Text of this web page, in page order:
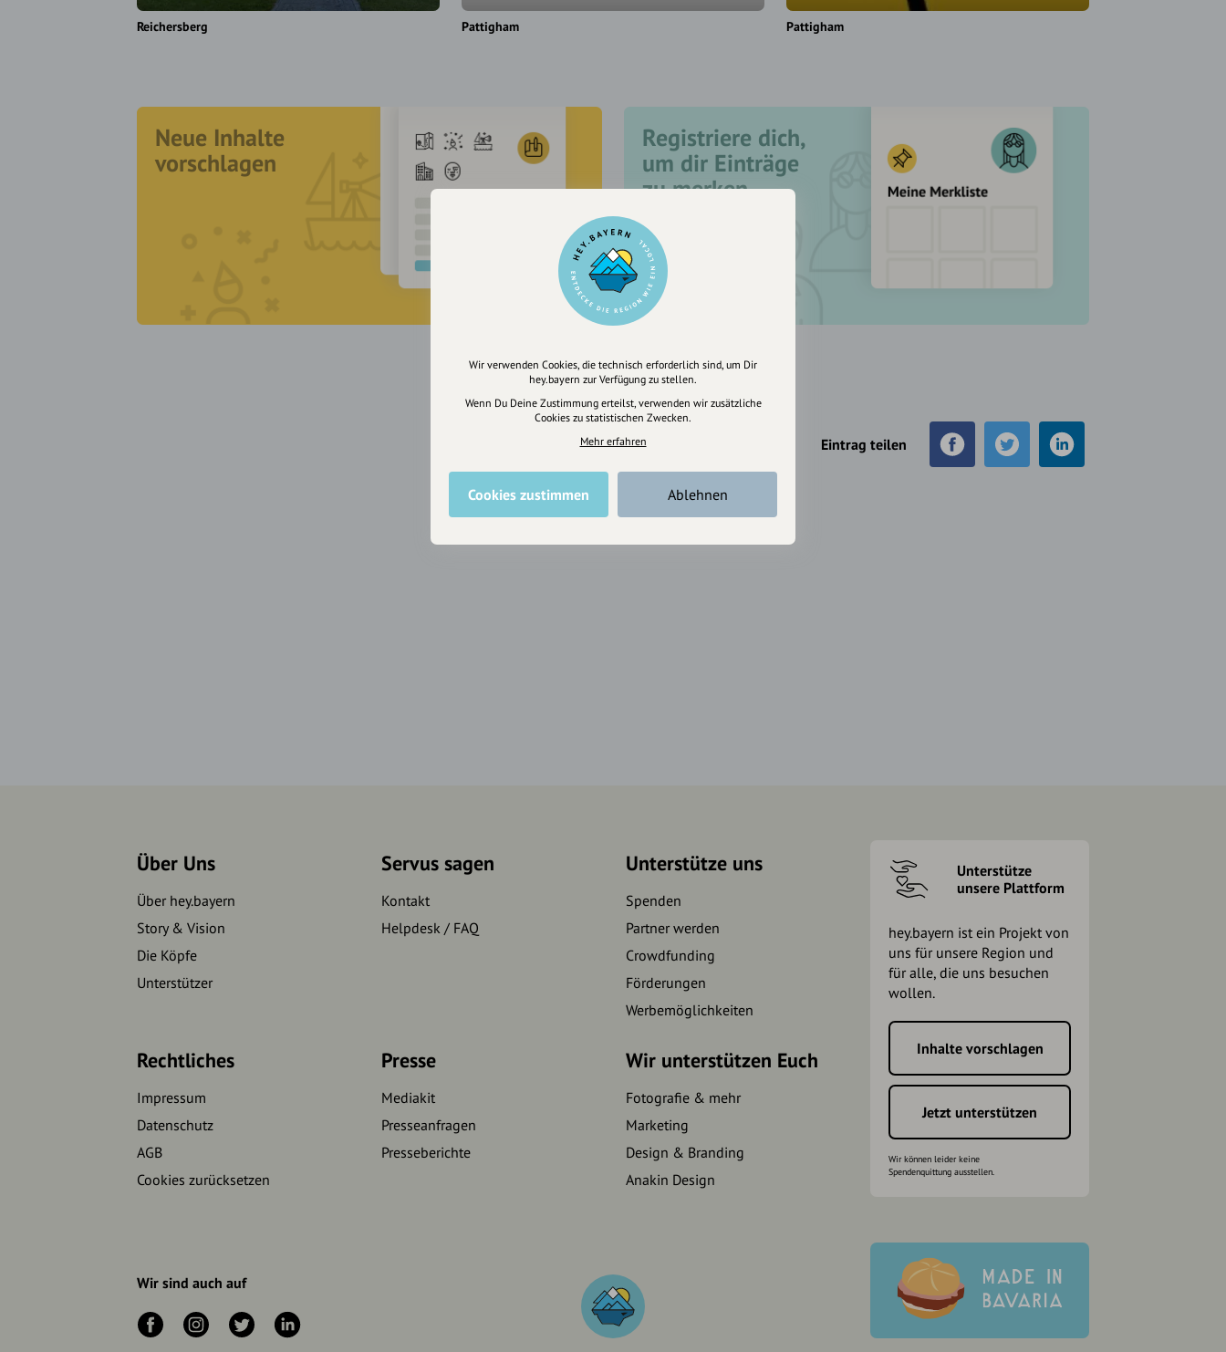
Reichersberg Pattigham Pattigham
Neue Inhalte
vorschlagen
Registriere dich,
um dir Einträge
zu merken
Eintrag teilen
Über Uns
Über hey.bayern
Story & Vision
Die Köpfe
Unterstützer
Servus sagen
Kontakt
Helpdesk / FAQ
Unterstütze uns
Spenden
Partner werden
Crowdfunding
Förderungen
Werbemöglichkeiten
Rechtliches
Impressum
Datenschutz
AGB
Cookies zurücksetzen
Presse
Mediakit
Presseanfragen
Presseberichte
Wir unterstützen Euch
Fotografie & mehr
Marketing
Design & Branding
Anakin Design
Unterstütze
unsere Plattform
hey.bayern ist ein Projekt von
uns für unsere Region und
für alle, die uns besuchen
wollen.
Inhalte vorschlagen
Jetzt unterstützen
Wir können leider keine
Spendenquittung ausstellen.
Wir sind auch auf
Wir verwenden Cookies, die technisch erforderlich sind, um Dir
hey.bayern zur Verfügung zu stellen.
Wenn Du Deine Zustimmung erteilst, verwenden wir zusätzliche
Cookies zu statistischen Zwecken.
Mehr erfahren
Cookies zustimmen Ablehnen